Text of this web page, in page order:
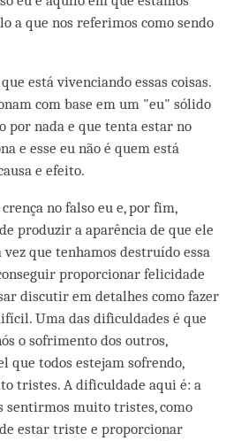
a que nos referimos como sendo
está vivenciando essas coisas.
com base em um "eu" sólido
por nada e que tenta estar no
e esse eu não é quem está
e efeito.
no falso eu e, por fim,
produzir a aparência de que ele
que tenhamos destruído essa
proporcionar felicidade
discutir em detalhes como fazer
Uma das dificuldades é que
o sofrimento dos outros,
que todos estejam sofrendo,
tristes. A dificuldade aqui é: a
sentirmos muito tristes, como
estar triste e proporcionar